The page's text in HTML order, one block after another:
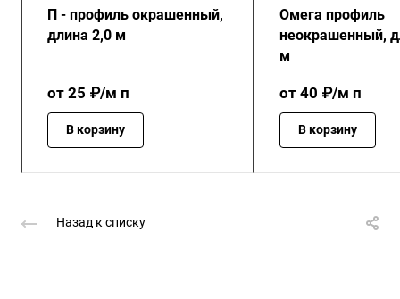
П - профиль окрашенный,
длина 2,0 м
от 25 ₽/м п
В корзину
Омега профиль
неокрашенный,
м
от 40 ₽/м п
В корзину
Назад к списку